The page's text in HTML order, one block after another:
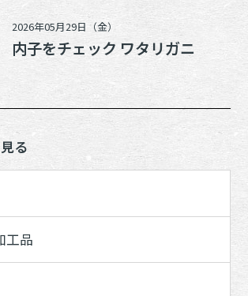
2026年05月29日（金）
内子をチェック ワタリガニ
る
工品